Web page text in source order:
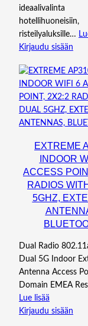
ideaalivalinta
hotellihuoneisiin,
risteilyaluksille…
Kirjaudu sisään
EXTREME
INDOOR
ACCESS
RADIOS
5GHZ,
Dual Radio
Dual 5G Indoor
Antenna Access
Domain EMEA
Lue lisää
Kirjaudu sisään